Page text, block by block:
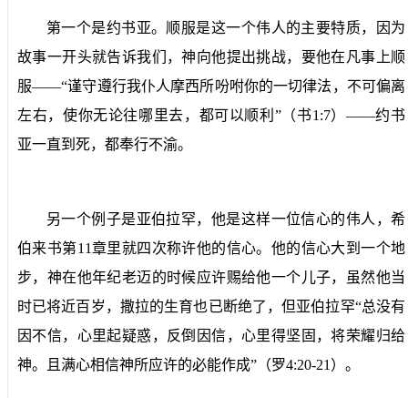
第一个是约书亚。顺服是这一个伟人的主要特质，因为
故事一开头就告诉我们，神向他提出挑战，要他在凡事上顺
服——“谨守遵行我仆人摩西所吩咐你的一切律法，不可偏离
左右，使你无论往哪里去，都可以顺利”（书1:7）——约书
亚一直到死，都奉行不渝。
另一个例子是亚伯拉罕，他是这样一位信心的伟人，希
伯来书第11章里就四次称许他的信心。他的信心大到一个地
步，神在他年纪老迈的时候应许赐给他一个儿子，虽然他当
时已将近百岁，撒拉的生育也已断绝了，但亚伯拉罕“总没有
因不信，心里起疑惑，反倒因信，心里得坚固，将荣耀归给
神。且满心相信神所应许的必能作成”（罗4:20-21 ）。